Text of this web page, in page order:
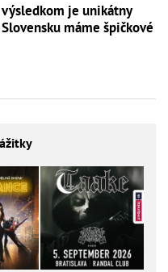
je unikátny
máme špičkové